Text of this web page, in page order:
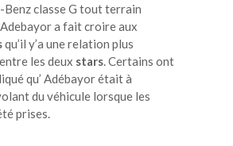
Benz classe G tout terrain
Adebayor a fait croire aux
qu’il y’a une relation plus
les deux stars. Certains ont
qu’ Adébayor était à
du véhicule lorsque les
prises.